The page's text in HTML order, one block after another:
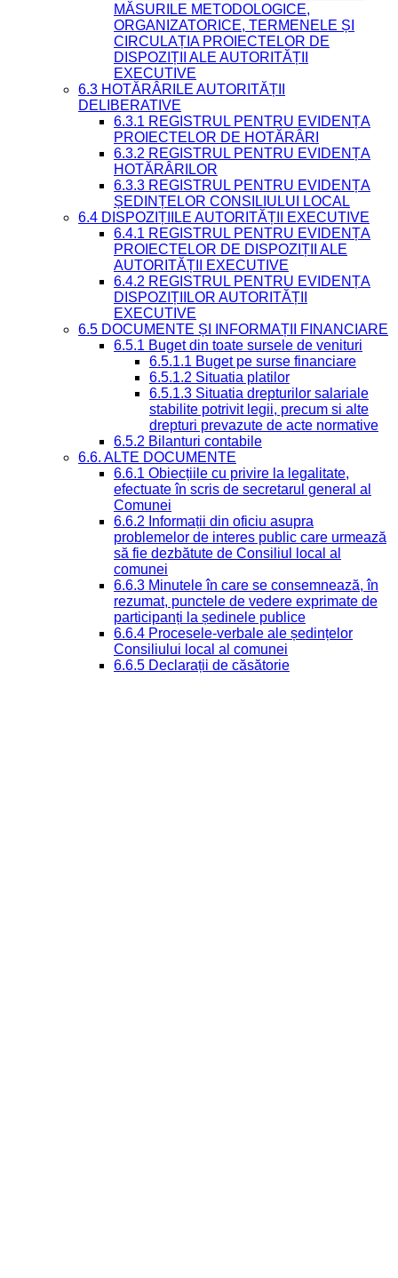
MĂSURILE METODOLOGICE,
ORGANIZATORICE, TERMENELE ȘI
CIRCULAȚIA PROIECTELOR DE
DISPOZIȚII ALE AUTORITĂȚII
EXECUTIVE
6.3 HOTĂRÂRILE AUTORITĂȚII
DELIBERATIVE
6.3.1 REGISTRUL PENTRU EVIDENȚA
PROIECTELOR DE HOTĂRÂRI
6.3.2 REGISTRUL PENTRU EVIDENȚA
HOTĂRÂRILOR
6.3.3 REGISTRUL PENTRU EVIDENȚA
ȘEDINȚELOR CONSILIULUI LOCAL
6.4 DISPOZIȚIILE AUTORITĂȚII EXECUTIVE
6.4.1 REGISTRUL PENTRU EVIDENȚA
PROIECTELOR DE DISPOZIȚII ALE
AUTORITĂȚII EXECUTIVE
6.4.2 REGISTRUL PENTRU EVIDENȚA
DISPOZIȚIILOR AUTORITĂȚII
EXECUTIVE
6.5 DOCUMENTE ȘI INFORMAȚII FINANCIARE
6.5.1 Buget din toate sursele de venituri
6.5.1.1 Buget pe surse financiare
6.5.1.2 Situatia platilor
6.5.1.3 Situatia drepturilor salariale
stabilite potrivit legii, precum si alte
drepturi prevazute de acte normative
6.5.2 Bilanturi contabile
6.6. ALTE DOCUMENTE
6.6.1 Obiecțiile cu privire la legalitate,
efectuate în scris de secretarul general al
Comunei
6.6.2 Informații din oficiu asupra
problemelor de interes public care urmează
să fie dezbătute de Consiliul local al
comunei
6.6.3 Minutele în care se consemnează, în
rezumat, punctele de vedere exprimate de
participanți la ședinele publice
6.6.4 Procesele-verbale ale ședințelor
Consiliului local al comunei
6.6.5 Declarații de căsătorie